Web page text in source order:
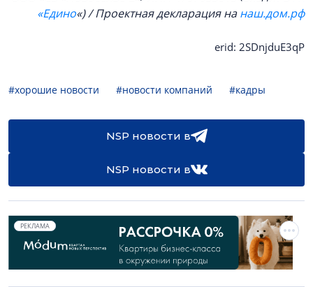
«Едино«) / Проектная декларация нанаш.дом.рф
erid: 2SDnjduE3qP
#хорошие новости #новости компаний #кадры
NSP новости в
NSP новости в
РЕКЛАМА